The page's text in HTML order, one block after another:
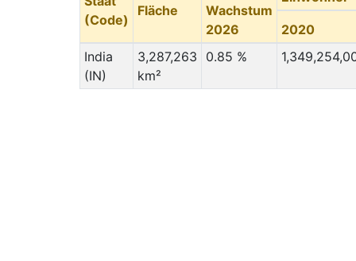
(Code)
Fläche
Wachstum
2026
2020
India
(IN)
3,287,263
km²
0.85 %